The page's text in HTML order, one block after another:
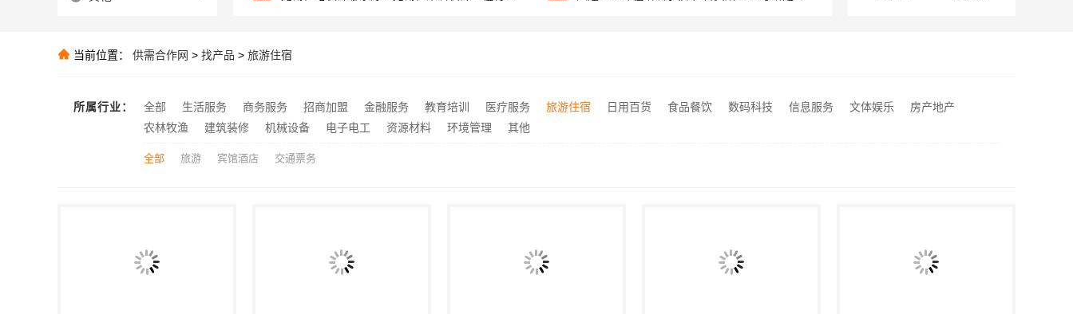
推荐 永城新房装修半包-河南璟臻环保建材有限公司省心托管 推荐 性价比高旧房翻新二手房案例，苏州兔哥哥智装新材料
当前位置： 供需合作网 > 找产品 > 旅游住宿
所属行业： 全部 生活服务 商务服务 招商加盟 金融服务 教育培训 医疗服务 旅游住宿 日用百货 食品餐饮 数码科技 信息服务 文体娱乐
房产地产
农林牧渔
建筑装修 机械设备 电子电工 资源材料 环境管理 其他
全部 旅游 宾馆酒店 交通票务